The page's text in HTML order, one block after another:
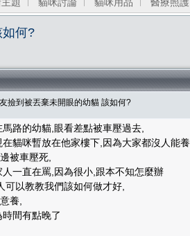
如何?
撿到被丟棄未開眼的幼貓 該如何?
路的幼貓,眼看差點被車壓過去,
貓咪暫放在他家樓下,因為大家都沒人能養
被車壓死,
一直在罵,因為很小,跟本不知怎麼辦
以教教我們該如何做才好,
養,
間有點晚了